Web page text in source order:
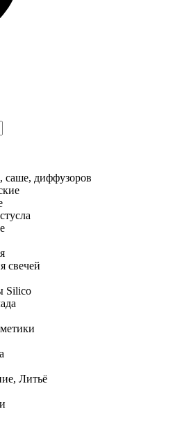
саше, диффузоров
свечей
Silico
Литьё